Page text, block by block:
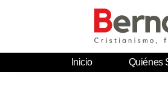
Inicio Quiénes